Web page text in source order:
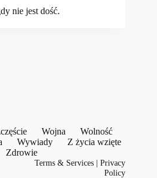
nie jest dość.
Wojna
Wolność
Wywiady
Z życia wzięte
Zdrowie
Terms & Services |Privacy
Policy